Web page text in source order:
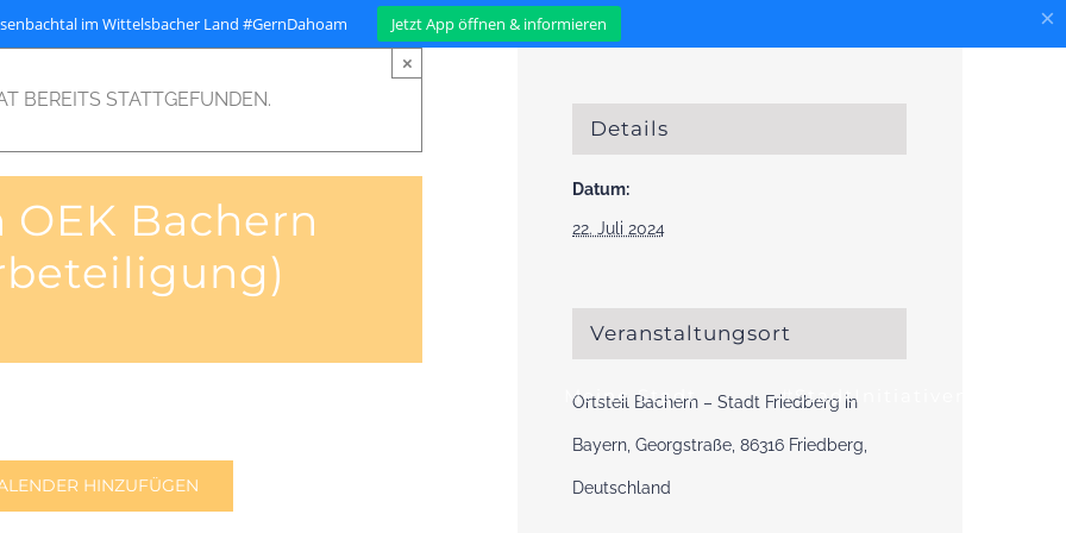
im Wittelsbacher Land #GernDahoam Jetzt App öffnen & informieren ×
Meine Stadt #StadtInitiativen
BEREITS STATTGEFUNDEN.
×
Bachern
HINZUFÜGEN
Details
Datum:
22. Juli 2024
Veranstaltungsort
Ortsteil Bachern – Stadt Friedberg in
Bayern, Georgstraße, 86316 Friedberg,
Deutschland